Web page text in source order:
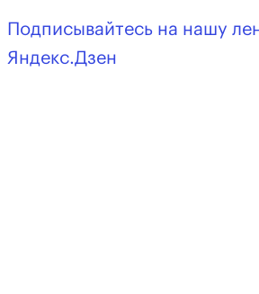
Подписывайтесь на нашу
Яндекс.Дзен